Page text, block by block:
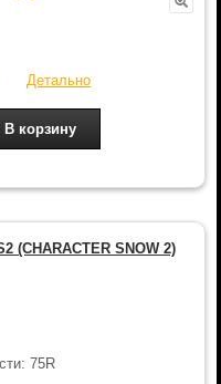
Детально
(CHARACTER SNOW 2)
75R